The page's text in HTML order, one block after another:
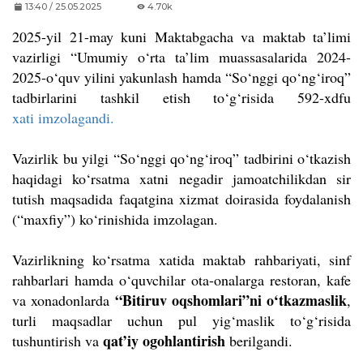
13:40 / 25.05.2025 4.70k
2025-yil 21-may kuni Maktabgacha va maktab ta’limi
vazirligi “Umumiy o‘rta ta’lim muassasalarida 2024-
2025-o‘quv yilini yakunlash hamda “So‘nggi qo‘ng‘iroq”
tadbirlarini tashkil etish to‘g‘risida 592-xdfu
xati imzolagandi.
Vazirlik bu yilgi “So‘nggi qo‘ng‘iroq” tadbirini o‘tkazish
haqidagi ko‘rsatma xatni negadir jamoatchilikdan sir
tutish maqsadida faqatgina xizmat doirasida foydalanish
(“maxfiy”) ko‘rinishida imzolagan.
Vazirlikning ko‘rsatma xatida maktab rahbariyati, sinf
rahbarlari hamda o‘quvchilar ota-onalarga restoran, kafe
va xonadonlarda “Bitiruv oqshomlari”ni o‘tkazmaslik,
turli maqsadlar uchun pul yig‘maslik to‘g‘risida
tushuntirish va qat’iy ogohlantirish berilgandi.